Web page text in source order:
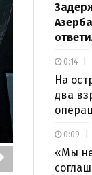
На
два
0:14
«Мы
0:09